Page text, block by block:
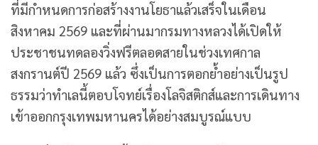
ที่มีกำหนดการก่อสร้างงานโยธาแล้วเสร็จในเดือน
สิงหาคม 2569 และที่ผ่านมากรมทางหลวงได้เปิดให้
ประชาชนทดลองวิ่งฟรีตลอดสายในช่วงเทศกาล
สงกรานต์ปี 2569 แล้ว ซึ่งเป็นการตอกย้ำอย่างเป็นรูป
ธรรมว่าทำเลนี้ตอบโจทย์เรื่องโลจิสติกส์และการเดินทาง
เข้าออกกรุงเทพมหานครได้อย่างสมบูรณ์แบบ